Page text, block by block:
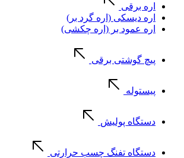
اره برقی
اره دیسکی (اره گرد بر)
اره عمود بر (اره چکشی)
پیچ گوشتی برقی
پیستوله
دستگاه پولیش
دستگاه تفنگ چسب حرارتی